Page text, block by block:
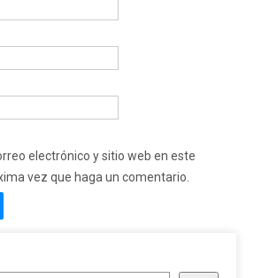
electrónico y sitio web en este
vez que haga un comentario.